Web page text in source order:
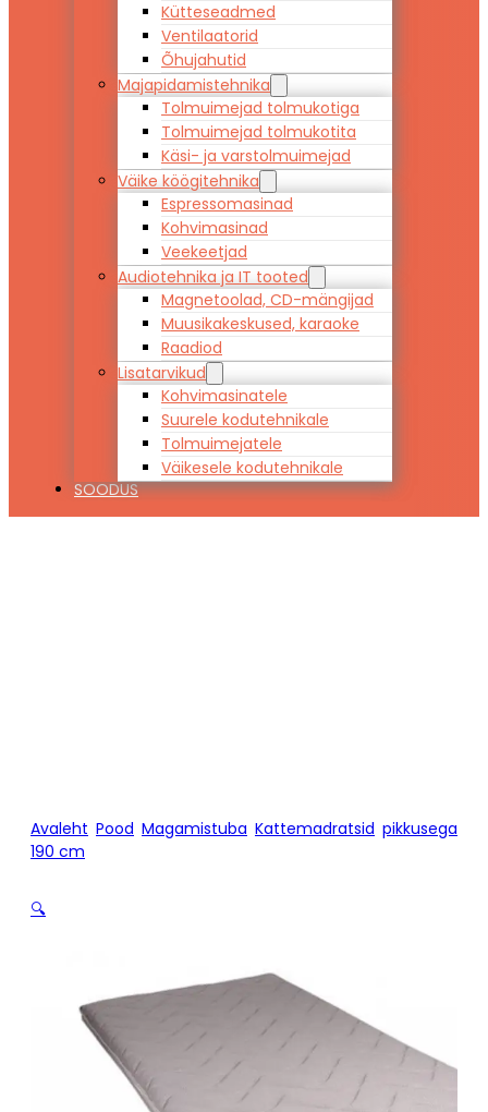
Kütteseadmed
Ventilaatorid
Õhujahutid
Majapidamistehnika
Tolmuimejad tolmukotiga
Tolmuimejad tolmukotita
Käsi- ja varstolmuimejad
Väike köögitehnika
Espressomasinad
Kohvimasinad
Veekeetjad
Audiotehnika ja IT tooted
Magnetoolad, CD-mängijad
Muusikakeskused, karaoke
Raadiod
Lisatarvikud
Kohvimasinatele
Suurele kodutehnikale
Tolmuimejatele
Väikesele kodutehnikale
SOODUS
Avaleht Pood Magamistuba Kattemadratsid pikkusega
190 cm
🔍